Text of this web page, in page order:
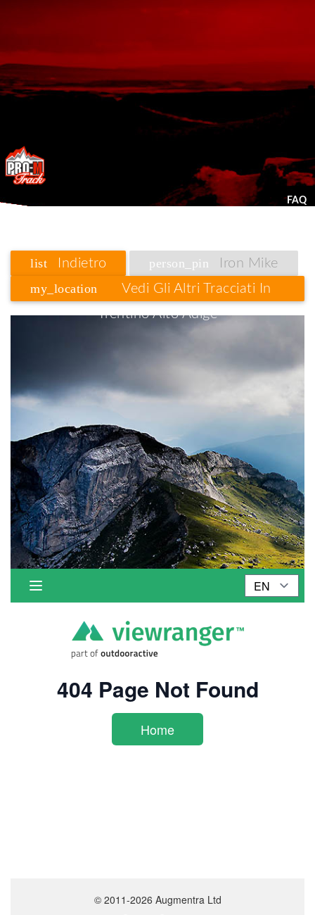
FAQ
list Indietro person_pin
Iron Mike
my_location
Vedi Gli Altri Tracciati In
Trentino Alto Adige